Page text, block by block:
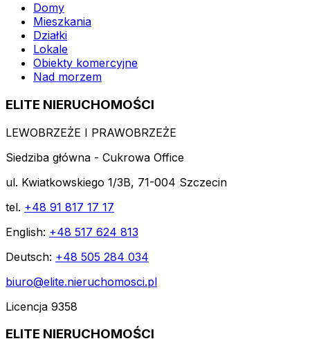
Domy
Mieszkania
Działki
Lokale
Obiekty komercyjne
Nad morzem
ELITE NIERUCHOMOŚCI
LEWOBRZEŻE I PRAWOBRZEŻE
Siedziba główna - Cukrowa Office
ul. Kwiatkowskiego 1/3B, 71-004 Szczecin
tel. +48 91 817 17 17
English: +48 517 624 813
Deutsch: +48 505 284 034
biuro@elite.nieruchomosci.pl
Licencja 9358
ELITE NIERUCHOMOŚCI